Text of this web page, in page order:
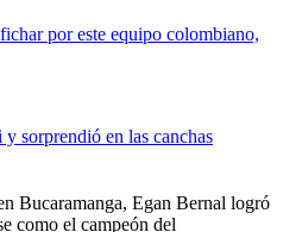
por este equipo colombiano,
sorprendió en las canchas
Bucaramanga, Egan Bernal logró
como el campeón del